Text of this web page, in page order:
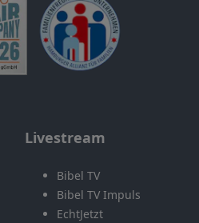
Livestream
Bibel TV
Bibel TV Impuls
EchtJetzt